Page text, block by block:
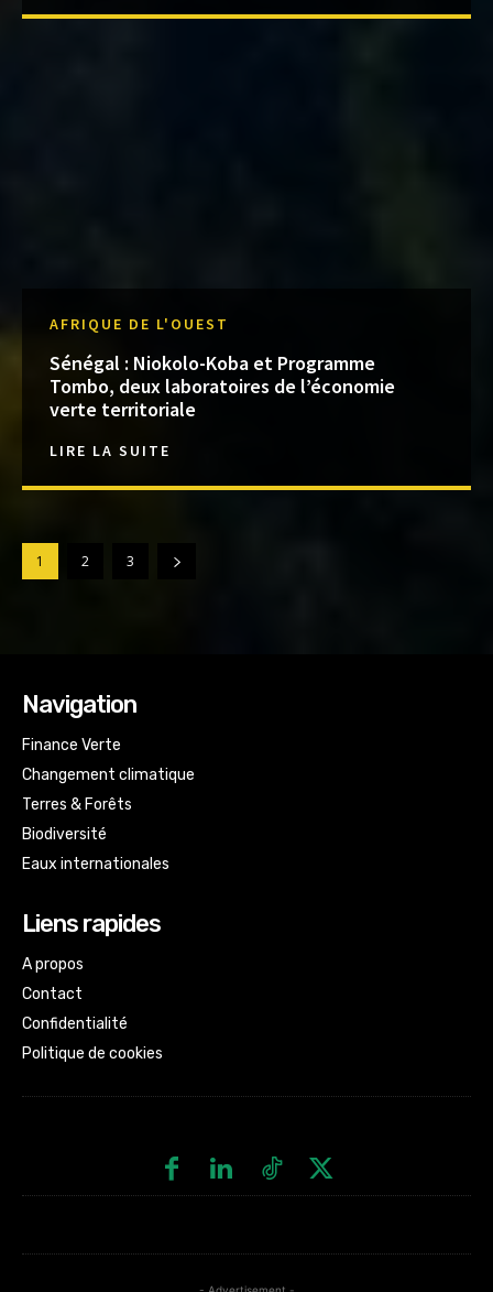
AFRIQUE DE L'OUEST
Sénégal : Niokolo-Koba et Programme
Tombo, deux laboratoires de l’économie
verte territoriale
LIRE LA SUITE
1 2 3
Navigation
Finance Verte
Changement climatique
Terres & Forêts
Biodiversité
Eaux internationales
Liens rapides
A propos
Contact
Confidentialité
Politique de cookies